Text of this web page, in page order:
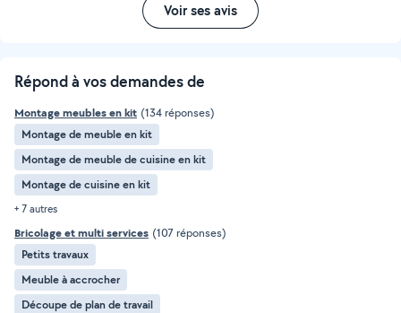
Voir ses avis
Répond à vos demandes de
Montage meubles en kit (134 réponses)
Montage de meuble en kit
Montage de meuble de cuisine en kit
Montage de cuisine en kit
+ 7 autres
Bricolage et multi services (107 réponses)
Petits travaux
Meuble à accrocher
Découpe de plan de travail